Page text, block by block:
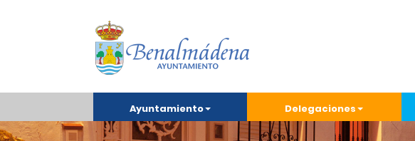
Ayuntamiento Delegaciones